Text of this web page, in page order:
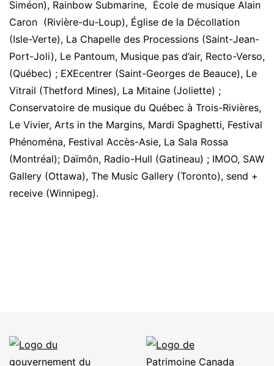
Siméon), Rainbow Submarine, École de musique Alain
Caron (Rivière-du-Loup), Église de la Décollation
(Isle-Verte), La Chapelle des Processions (Saint-Jean-
Port-Joli), Le Pantoum, Musique pas d’air, Recto-Verso,
(Québec) ; EXEcentrer (Saint-Georges de Beauce), Le
Vitrail (Thetford Mines), La Mitaine (Joliette) ;
Conservatoire de musique du Québec à Trois-Rivières,
Le Vivier, Arts in the Margins, Mardi Spaghetti, Festival
Phénoména, Festival Accès-Asie, La Sala Rossa
(Montréal); Daïmôn, Radio-Hull (Gatineau) ; IMOO, SAW
Gallery (Ottawa), The Music Gallery (Toronto), send +
receive (Winnipeg).